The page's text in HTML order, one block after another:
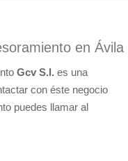
en Ávila
Gcv S.l. es una
con éste negocio
puedes llamar al